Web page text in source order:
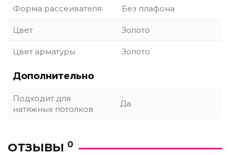
Форма рассеивателя Без плафона
Цвет Золото
Цвет арматуры Золото
Дополнительно
Подходит для
натяжных потолков
Да
ОТЗЫВЫ 0